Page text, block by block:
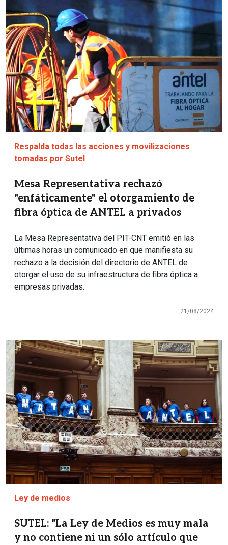
Respalda todas las acciones y movilizaciones
tomadas por Sutel
Mesa Representativa rechazó
"enfáticamente" el otorgamiento de
fibra óptica de ANTEL a privados
La Mesa Representativa del PIT-CNT emitió en las
últimas horas un comunicado en que manifiesta su
rechazo a la decisión del directorio de ANTEL de
otorgar el uso de su infraestructura de fibra óptica a
empresas privadas.
21/08/2024
Imagen
Ley de medios
SUTEL: "La Ley de Medios es muy mala
y no contiene ni un sólo artículo que